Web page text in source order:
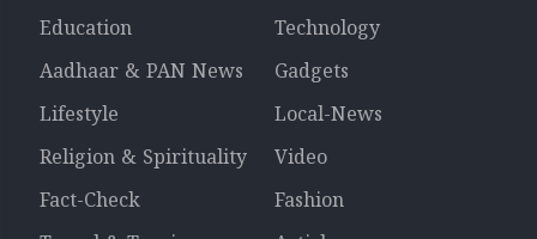
Education
Technology
Aadhaar & PAN News
Gadgets
Lifestyle
Local-News
Religion & Spirituality
Video
Fact-Check
Fashion